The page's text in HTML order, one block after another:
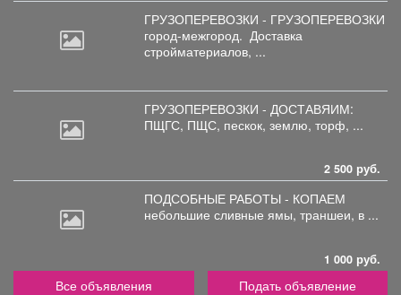
ГРУЗОПЕРЕВОЗКИ - ГРУЗОПЕРЕВОЗКИ
город-межгород. Доставка
стройматериалов, ...
ГРУЗОПЕРЕВОЗКИ - ДОСТАВЯИМ:
ПЩГС, ПЩС, пескок, землю, торф, ...
2 500 руб.
ПОДСОБНЫЕ РАБОТЫ - КОПАЕМ
небольшие сливные ямы, траншеи, в ...
1 000 руб.
Все объявления Подать объявление